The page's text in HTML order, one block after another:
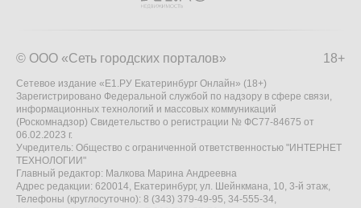
18+
© ООО «Сеть городских порталов»
Сетевое издание «Е1.РУ Екатеринбург Онлайн» (18+)
Зарегистрировано Федеральной службой по надзору в сфере связи,
информационных технологий и массовых коммуникаций
(Роскомнадзор) Свидетельство о регистрации № ФС77-84675 от
06.02.2023 г.
Учредитель: Общество с ограниченной ответственностью "ИНТЕРНЕТ
ТЕХНОЛОГИИ"
Главный редактор: Малкова Марина Андреевна
Адрес редакции: 620014, Екатеринбург, ул. Шейнкмана, 10, 3-й этаж,
Телефоны (круглосуточно): 8 (343) 379-49-95, 34-555-34,